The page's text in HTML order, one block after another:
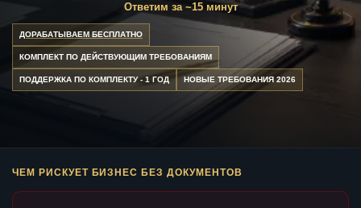
Ответим за ~15 минут
ДОРАБАТЫВАЕМ БЕСПЛАТНО
КОМПЛЕКТ ПО ДЕЙСТВУЮЩИМ ТРЕБОВАНИЯМ
ПОДДЕРЖКА ПО КОМПЛЕКТУ - 1 ГОД НОВЫЕ ТРЕБОВАНИЯ 2026
ЧЕМ РИСКУЕТ БИЗНЕС БЕЗ ДОКУМЕНТОВ